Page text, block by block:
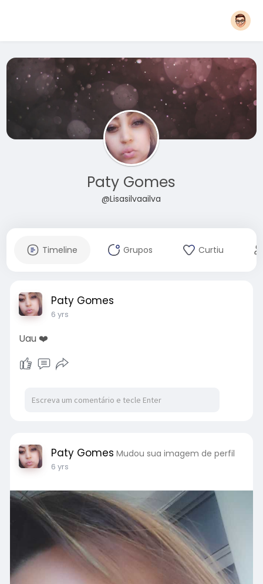
Paty Gomes
@Lisasilvaailva
Timeline Grupos Curtiu
Paty Gomes
6 yrs
Uau ❤️
Paty Gomes Mudou sua imagem de perfil
6 yrs